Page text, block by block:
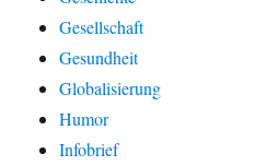
Gesellschaft
Gesundheit
Globalisierung
Humor
Infobrief